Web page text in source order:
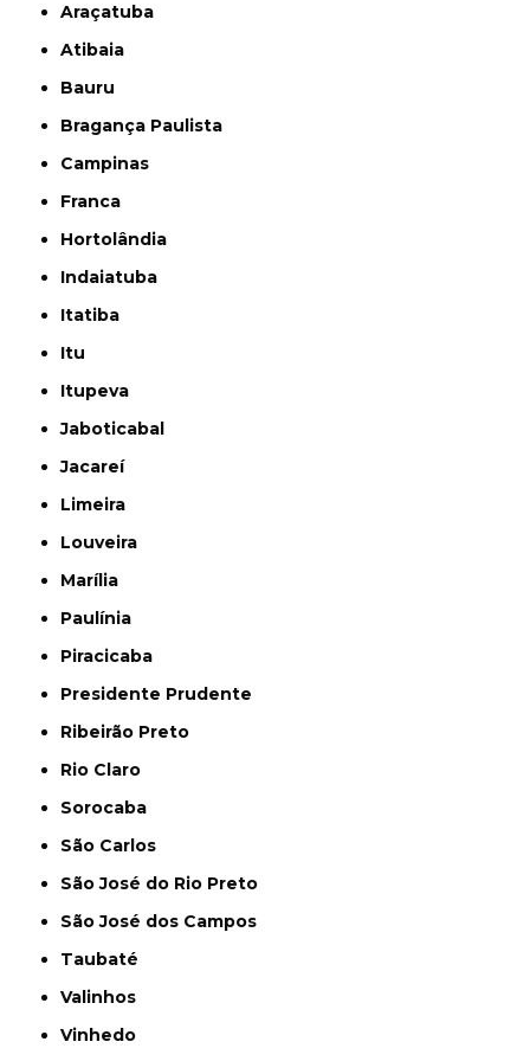
Araçatuba
Atibaia
Bauru
Bragança Paulista
Campinas
Franca
Hortolândia
Indaiatuba
Itatiba
Itu
Itupeva
Jaboticabal
Jacareí
Limeira
Louveira
Marília
Paulínia
Piracicaba
Presidente Prudente
Ribeirão Preto
Rio Claro
Sorocaba
São Carlos
São José do Rio Preto
São José dos Campos
Taubaté
Valinhos
Vinhedo